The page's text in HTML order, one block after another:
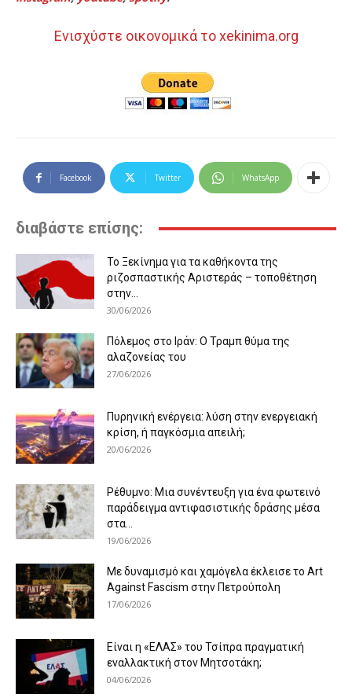
Ενισχύστε οικονομικά το xekinima.org
Facebook Twitter WhatsApp
διαβάστε επίσης:
Το Ξεκίνημα για τα καθήκοντα της
ριζοσπαστικής Αριστεράς – τοποθέτηση
στην...
30/06/2026
Πόλεμος στο Ιράν: Ο Τραμπ θύμα της
αλαζονείας του
27/06/2026
Πυρηνική ενέργεια: λύση στην ενεργειακή
κρίση, ή παγκόσμια απειλή;
20/06/2026
Ρέθυμνο: Μια συνέντευξη για ένα φωτεινό
παράδειγμα αντιφασιστικής δράσης μέσα
στα...
19/06/2026
Με δυναμισμό και χαμόγελα έκλεισε το Art
Against Fascism στην Πετρούπολη
17/06/2026
Είναι η «ΕΛΑΣ» του Τσίπρα πραγματική
εναλλακτική στον Μητσοτάκη;
04/06/2026